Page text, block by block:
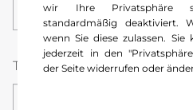
wir Ihre Privatsphäre
standardmäßig deaktiviert.
wenn Sie diese zulassen.
jederzeit in den
der Seite widerrufen oder
Telefonnummer *